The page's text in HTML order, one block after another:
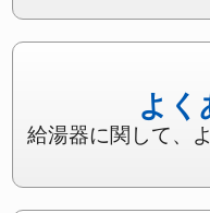
よく
給湯器に関して、